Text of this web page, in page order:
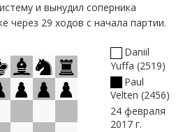
и вынудил соперника
через 29 ходов с начала партии.
Daniil
Yuffa 2519
Paul
Velten 2456
24 февраля
2017 г.